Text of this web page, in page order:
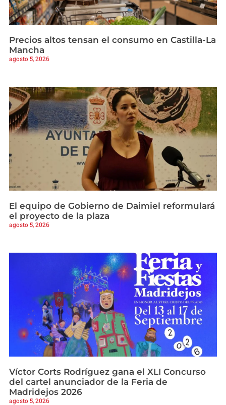
Precios altos tensan el consumo en Castilla-La
Mancha
agosto 5, 2026
El equipo de Gobierno de Daimiel reformulará
el proyecto de la plaza
agosto 5, 2026
Víctor Corts Rodríguez gana el XLI Concurso
del cartel anunciador de la Feria de
Madridejos 2026
agosto 5, 2026